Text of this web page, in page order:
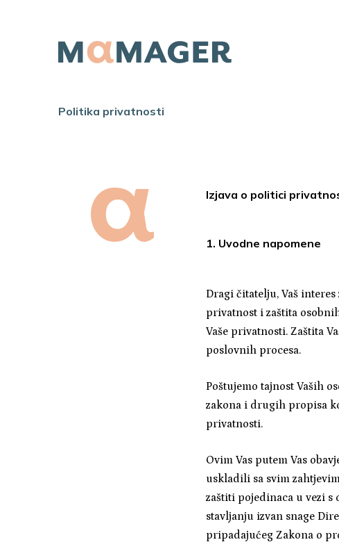
Politika privatnosti
Izjava o politici
1. Uvodne napomene
Dragi čitatelju, Vaš
privatnost i zaštita
Vaše privatnosti. Zaštita
poslovnih procesa.
Poštujemo tajnost Vaših
zakona i drugih propisa
privatnosti.
Ovim Vas putem Vas
uskladili sa svim
zaštiti pojedinaca u vezi
stavljanju izvan snage
pripadajućeg Zakona o